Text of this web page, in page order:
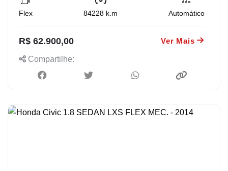
Flex 84228 k.m Automático
R$ 62.900,00 Ver Mais
Compartilhe: